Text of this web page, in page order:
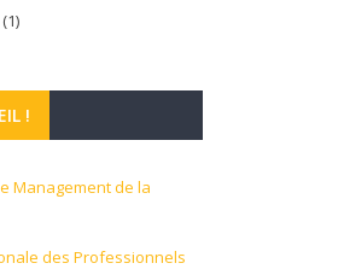
(1)
!
Management de la
des Professionnels